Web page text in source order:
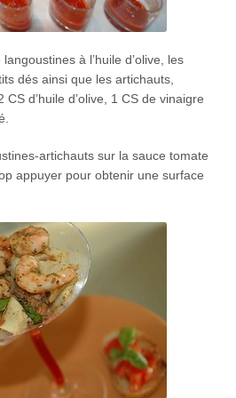
à l’huile d’olive, les
dés ainsi que les artichauts,
d’huile d’olive, 1 CS de vinaigre
artichauts sur la sauce tomate
appuyer pour obtenir une surface